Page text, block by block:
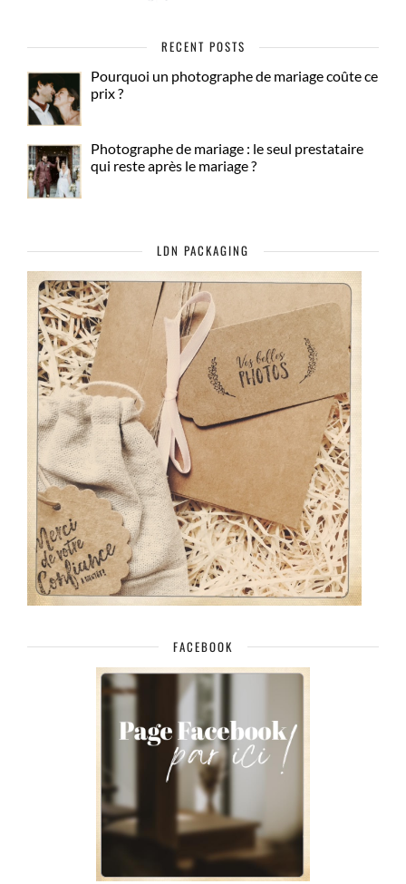
RECENT POSTS
Pourquoi un photographe de mariage coûte ce
prix ?
Photographe de mariage : le seul prestataire
qui reste après le mariage ?
LDN PACKAGING
FACEBOOK